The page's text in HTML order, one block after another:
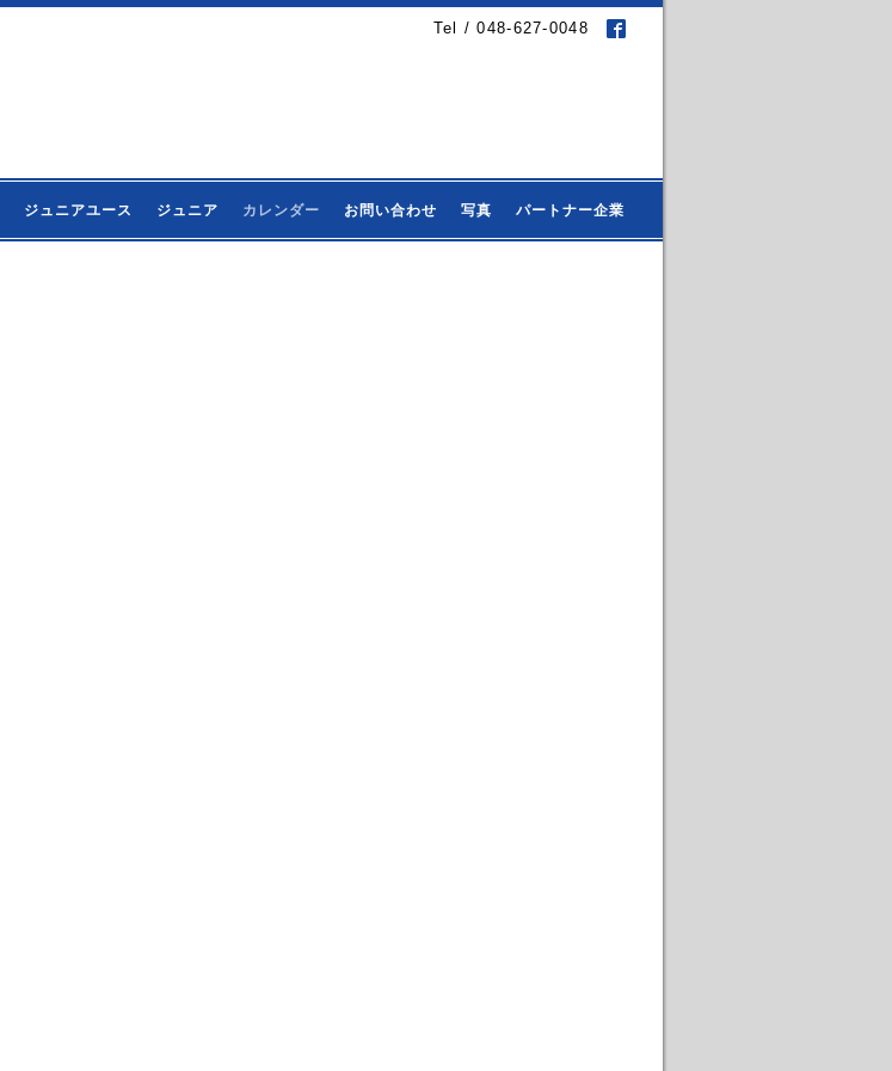
Tel / 048-627-0048
ジュニアユース ジュニア カレンダー お問い合わせ 写真 パートナー企業